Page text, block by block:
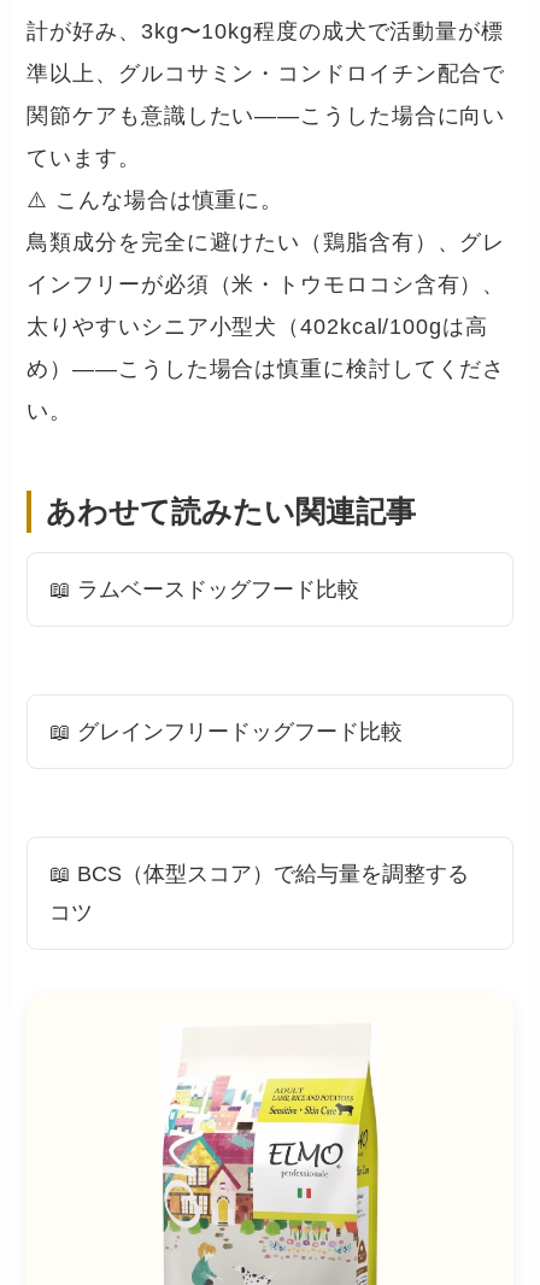
計が好み、3kg〜10kg程度の成犬で活動量が標
準以上、グルコサミン・コンドロイチン配合で
関節ケアも意識したい——こうした場合に向い
ています。
⚠️ こんな場合は慎重に。
鳥類成分を完全に避けたい（鶏脂含有）、グレ
インフリーが必須（米・トウモロコシ含有）、
太りやすいシニア小型犬（402kcal/100gは高
め）——こうした場合は慎重に検討してくださ
い。
あわせて読みたい関連記事
📖 ラムベースドッグフード比較
📖 グレインフリードッグフード比較
📖 BCS（体型スコア）で給与量を調整する
コツ